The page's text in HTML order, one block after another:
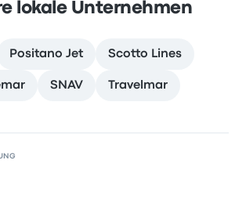
lokale Unternehmen
Positano Jet Scotto Lines
SNAV Travelmar